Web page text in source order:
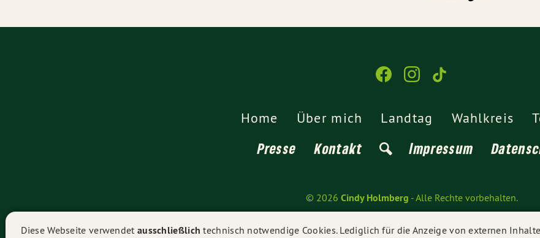
Home Über mich Landtag Wahlkreis
Presse Kontakt Impressum
© 2026 Cindy Holmberg - Alle Rechte vorbehalten.
Diese Webseite verwendet ausschließlich technisch notwendige Cookies. Lediglich für die Anzeige von externen